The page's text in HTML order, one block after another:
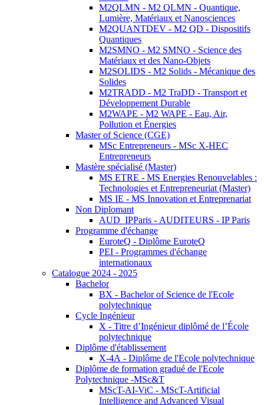
M2QLMN - M2 QLMN - Quantique,
Lumière, Matériaux et Nanosciences
M2QUANTDEV - M2 QD - Dispositifs
Quantiques
M2SMNO - M2 SMNO - Science des
Matériaux et des Nano-Objets
M2SOLIDS - M2 Solids - Mécanique des
Solides
M2TRADD - M2 TraDD - Transport et
Développement Durable
M2WAPE - M2 WAPE - Eau, Air,
Pollution et Énergies
Master of Science (CGE)
MSc Entrepreneurs - MSc X-HEC
Entrepreneurs
Mastère spécialisé (Master)
MS ETRE - MS Energies Renouvelables :
Technologies et Entrepreneuriat (Master)
MS IE - MS Innovation et Entreprenariat
Non Diplomant
AUD_IPParis - AUDITEURS - IP Paris
Programme d'échange
EuroteQ - Diplôme EuroteQ
PEI - Programmes d'échange
internationaux
Catalogue 2024 - 2025
Bachelor
BX - Bachelor of Science de l'Ecole
polytechnique
Cycle Ingénieur
X - Titre d’Ingénieur diplômé de l’École
polytechnique
Diplôme d'établissement
X-4A - Diplôme de l'Ecole polytechnique
Diplôme de formation gradué de l'Ecole
Polytechnique -MSc&T
MScT-AI-ViC - MScT-Artificial
Intelligence and Advanced Visual